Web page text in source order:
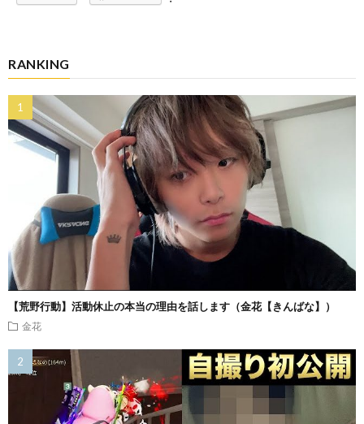
RANKING
【荒野行動】活動休止の本当の理由を話します（金花【きんばな】）
金花